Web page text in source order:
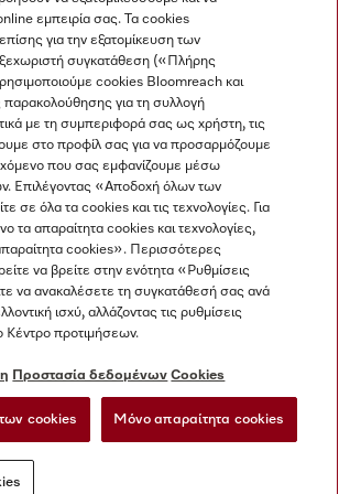
υπηρεσίες
στο Youtube
εμπειρία σας. Τα cookies
για την εξατομίκευση των
συγκατάθεση («Πλήρης
cookies Bloomreach και
παρακολούθησης για τη συλλογή
με τη συμπεριφορά σας ως χρήστη, τις
στο προφίλ σας για να προσαρμόζουμε
που σας εμφανίζουμε μέσω
Επιλέγοντας «Αποδοχή όλων των
σε όλα τα cookies και τις τεχνολογίες. Για
τα απαραίτητα cookies και τεχνολογίες,
cookies». Περισσότερες
να βρείτε στην ενότητα «Ρυθμίσεις
να ανακαλέσετε τη συγκατάθεσή σας ανά
ισχύ, αλλάζοντας τις ρυθμίσεις
Κέντρο προτιμήσεων.
Προστασία δεδομένων Cookies
cookies Μόνο απαραίτητα cookies